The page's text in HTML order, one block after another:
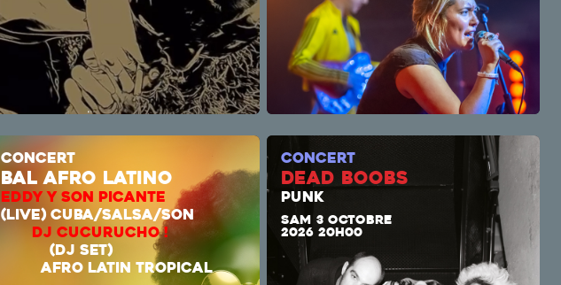
CONCERT
bal afro latino
EDDY Y SON PICANTE
(LIVE) CUBA/SALSA/SON
DJ CUCURUCHO !
(DJ SET)
AFRO LATIN TROPICAL
CONCERT
DEAD BOOBS
PUNK
SAM 3 OCTOBRE
2026 20H00